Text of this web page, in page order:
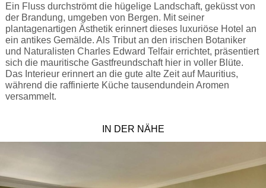
Ein Fluss durchströmt die hügelige Landschaft, geküsst von
der Brandung, umgeben von Bergen. Mit seiner
plantagenartigen Ästhetik erinnert dieses luxuriöse Hotel an
ein antikes Gemälde. Als Tribut an den irischen Botaniker
und Naturalisten Charles Edward Telfair errichtet, präsentiert
sich die mauritische Gastfreundschaft hier in voller Blüte.
Das Interieur erinnert an die gute alte Zeit auf Mauritius,
während die raffinierte Küche tausendundein Aromen
versammelt.
IN DER NÄHE